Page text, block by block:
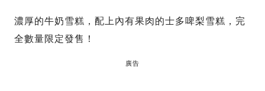
濃厚的牛奶雪糕，配上內有果肉的士多啤梨雪糕，完
全數量限定發售！
廣告